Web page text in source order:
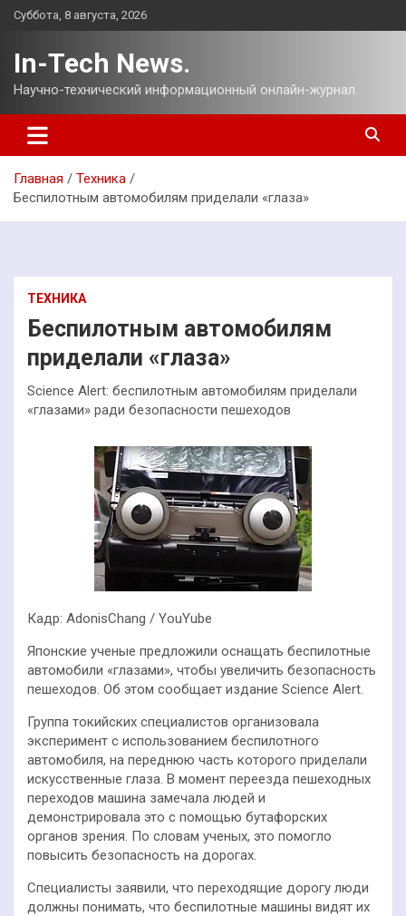
Перейти
Суббота, 8 августа, 2026
In-Tech News.
Научно-технический информационный онлайн-журнал.
Главная
Техника
Беспилотным автомобилям приделали «глаза»
ТЕХНИКА
Беспилотным автомобилям
приделали «глаза»
Science Alert: беспилотным автомобилям приделали
«глазами» ради безопасности пешеходов
Кадр: AdonisChang / YouYube
Японские ученые предложили оснащать беспилотные
автомобили «глазами», чтобы увеличить безопасность
пешеходов. Об этом сообщает издание Science Alert.
Группа токийских специалистов организовала
эксперимент с использованием беспилотного
автомобиля, на переднюю часть которого приделали
искусственные глаза. В момент переезда пешеходных
переходов машина замечала людей и
демонстрировала это с помощью бутафорских
органов зрения. По словам ученых, это помогло
повысить безопасность на дорогах.
Специалисты заявили, что переходящие дорогу люди
должны понимать, что беспилотные машины видят их